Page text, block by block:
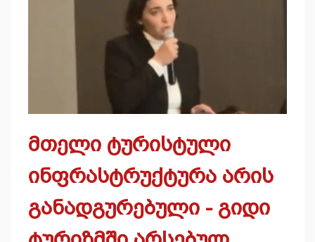
მთელი ტურისტული
ინფრასტრუქტურა არის
განადგურებული - გიდი